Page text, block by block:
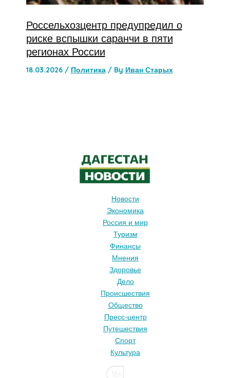
Россельхозцентр предупредил о
риске вспышки саранчи в пяти
регионах России
18.03.2026 / Политика/ By Иван Старых
Новости
Экономика
Россия и мир
Туризм
Финансы
Мнения
Здоровье
Дело
Происшествия
Общество
Пресс-центр
Путешествия
Спорт
Культура